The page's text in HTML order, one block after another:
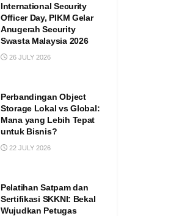
International Security
Officer Day, PIKM Gelar
Anugerah Security
Swasta Malaysia 2026
26 JULY 2026
Perbandingan Object
Storage Lokal vs Global:
Mana yang Lebih Tepat
untuk Bisnis?
22 JULY 2026
Pelatihan Satpam dan
Sertifikasi SKKNI: Bekal
Wujudkan Petugas